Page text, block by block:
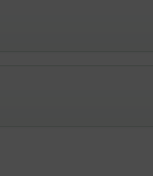
Bergmann